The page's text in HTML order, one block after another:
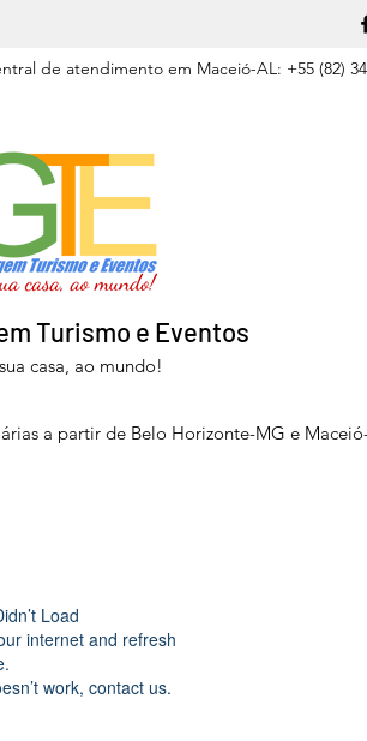
de atendimento em Maceió-AL: +55 (82)
Turismo e Eventos
casa, ao mundo!
a partir de Belo Horizonte-MG e
Load
internet and refresh
work, contact us.